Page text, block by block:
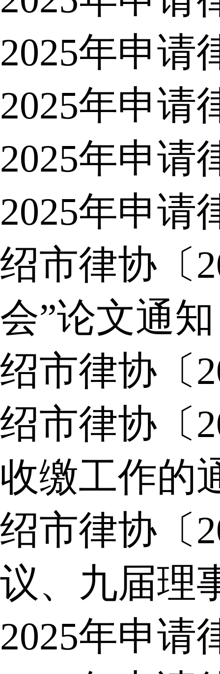
2025年申请
2025年申请
2025年申请
2025年申请
绍市律协〔
会”论文通知
绍市律协〔
绍市律协〔
收缴工作的
绍市律协〔
议、九届理
2025年申请